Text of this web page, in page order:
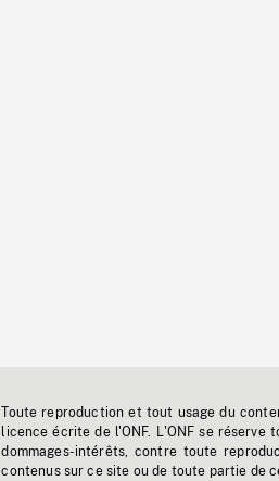
Toute reproduction et tout usage du
licence écrite de l'ONF. L'ONF se
dommages-intérêts, contre toute
contenus sur ce site ou de toute partie de